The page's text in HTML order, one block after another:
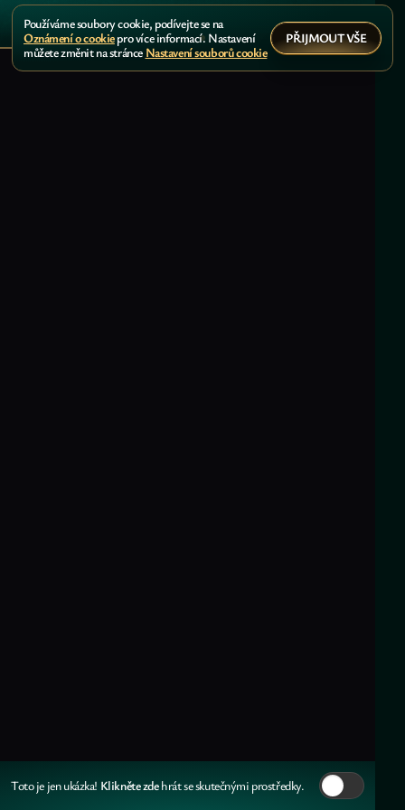
Toto je jen ukázka! Klikněte zdehrát se skutečnými prostředky.
Používáme soubory cookie, podívejte se na
Oznámení o cookiepro více informací. Nastavení
můžete změnit na stránce Nastavení souborů cookie
PŘIJMOUT VŠE